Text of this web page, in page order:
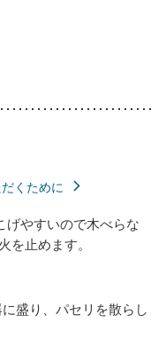
くために
げやすいので木べらな
を止めます。
盛り、パセリを散らし